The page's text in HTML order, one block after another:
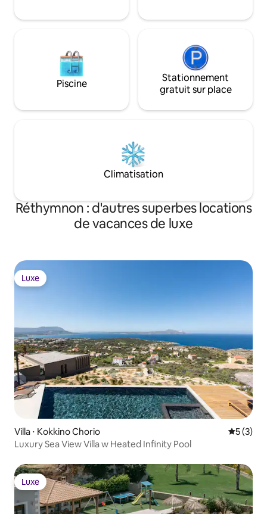
Piscine
Stationnement
gratuit sur place
Climatisation
Réthymnon : d'autres superbes locations
de vacances de luxe
Luxe
Luxe
Villa ⋅ Kokkino Chorio
5 (3)
Luxury Sea View Villa w Heated Infinity Pool
Luxe
Luxe